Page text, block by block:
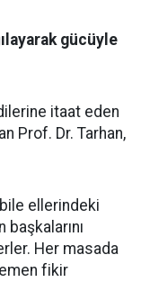
gücüyle
itaat eden
Prof. Dr. Tarhan,
ellerindeki
başkalarını
Her masada
fikir